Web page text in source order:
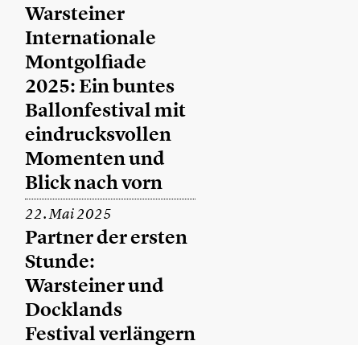
Warsteiner
Internationale
Montgolfiade
2025: Ein buntes
Ballonfestival mit
eindrucksvollen
Momenten und
Blick nach vorn
22. Mai 2025
Partner der ersten
Stunde:
Warsteiner und
Docklands
Festival verlängern